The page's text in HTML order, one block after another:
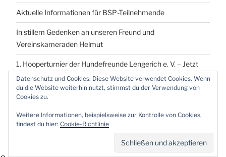
Aktuelle Informationen für BSP-Teilnehmende
In stillem Gedenken an unseren Freund und
Vereinskameraden Helmut
1. Hooperturnier der Hundefreunde Lengerich e. V. – Jetzt
vormerken!
Proudly powered by WordPress
Datenschutz und Cookies: Diese Website verwendet Cookies. Wenn
du die Website weiterhin nutzt, stimmst du der Verwendung von
Cookies zu.
Weitere Informationen, beispielsweise zur Kontrolle von Cookies,
findest du hier: Cookie-Richtlinie